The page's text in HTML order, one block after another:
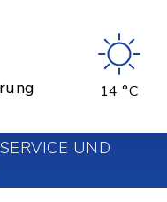
14 °C
UND